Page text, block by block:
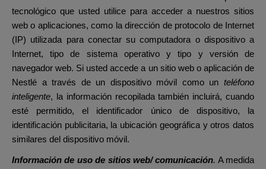
tecnológico que usted utilice para acceder a nuestros sitios
web o aplicaciones, como la dirección de protocolo de Internet
(IP) utilizada para conectar su computadora o dispositivo a
Internet, tipo de sistema operativo y tipo y versión de
navegador web. Si usted accede a un sitio web o aplicación de
Nestlé a través de un dispositivo móvil como un teléfono
inteligente, la información recopilada también incluirá, cuando
esté permitido, el identificador único de dispositivo, la
identificación publicitaria, la ubicación geográfica y otros datos
similares del dispositivo móvil.
Información de uso de sitios web/ comunicación. A medida